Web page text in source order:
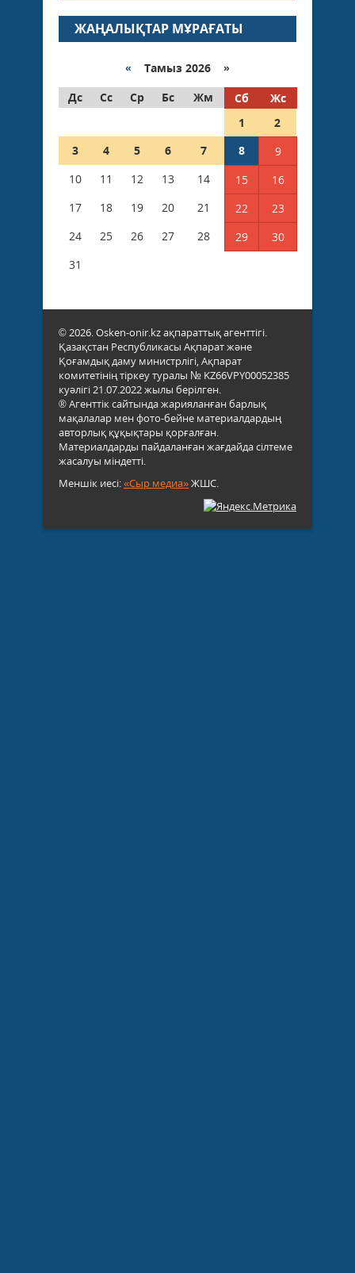
ЖАҢАЛЫҚТАР МҰРАҒАТЫ
« Тамыз 2026 »
Дс
Сс Ср Бс Жм Сб
Жс
1
2
3
4 5 6 7 8
9
10
11 12 13 14 15
16
17
18 19 20 21 22
23
24
25 26 27 28 29
30
31
© 2026. Osken-onir.kz ақпараттық агенттігі.
Қазақстан Республикасы Ақпарат және
Қоғамдық даму министрлігі, Ақпарат
комитетінің тіркеу туралы № KZ66VPY00052385
куәлігі 21.07.2022 жылы берілген.
® Агенттік сайтында жарияланған барлық
мақалалар мен фото-бейне материалдардың
авторлық құқықтары қорғалған.
Материалдарды пайдаланған жағдайда сілтеме
жасалуы міндетті.
Меншік иесі:«Сыр медиа»ЖШС.